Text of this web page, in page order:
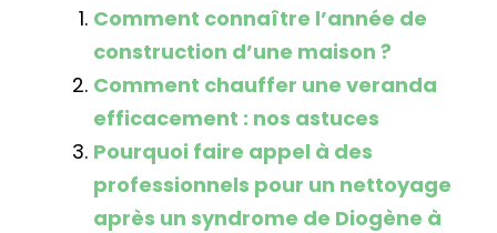
Comment connaître l’année de
construction d’une maison ?
Comment chauffer une veranda
efficacement : nos astuces
Pourquoi faire appel à des
professionnels pour un nettoyage
après un syndrome de Diogène à